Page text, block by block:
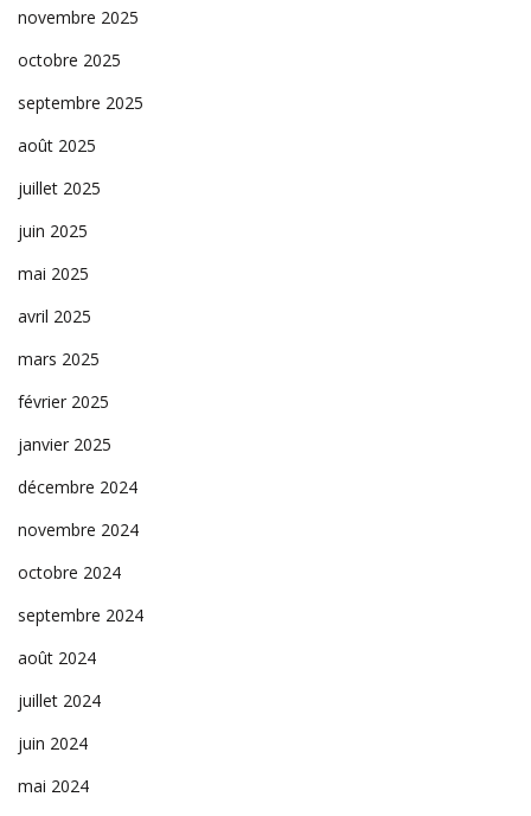
novembre 2025
octobre 2025
septembre 2025
août 2025
juillet 2025
juin 2025
mai 2025
avril 2025
mars 2025
février 2025
janvier 2025
décembre 2024
novembre 2024
octobre 2024
septembre 2024
août 2024
juillet 2024
juin 2024
mai 2024